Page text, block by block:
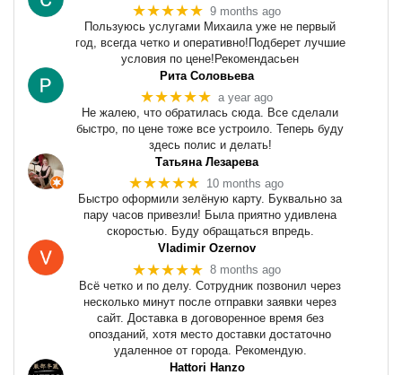
★★★★★ 9 months ago
Пользуюсь услугами Михаила уже не первый
год, всегда четко и оперативно!Подберет лучшие
условия по цене!Рекомендасьен
Рита Соловьева
★★★★★ a year ago
Не жалею, что обратилась сюда. Все сделали
быстро, по цене тоже все устроило. Теперь буду
здесь полис и делать!
Татьяна Лезарева
★★★★★ 10 months ago
Быстро оформили зелёную карту. Буквально за
пару часов привезли! Была приятно удивлена
скоростью. Буду обращаться впредь.
Vladimir Ozernov
★★★★★ 8 months ago
Всё четко и по делу. Сотрудник позвонил через
несколько минут после отправки заявки через
сайт. Доставка в договоренное время без
опозданий, хотя место доставки достаточно
удаленное от города. Рекомендую.
Hattori Hanzo